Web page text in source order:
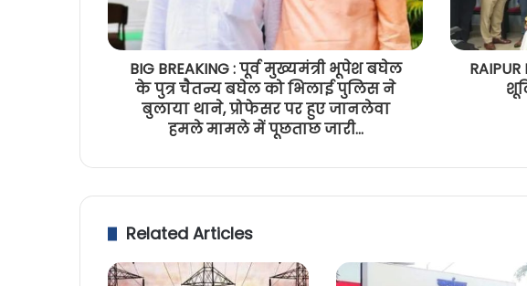
BIG BREAKING : पूर्व मुख्यमंत्री भूपेश बघेल
के पुत्र चैतन्य बघेल को भिलाई पुलिस ने
बुलाया थाने, प्रोफेसर पर हुए जानलेवा
हमले मामले में पूछताछ जारी...
Related Articles